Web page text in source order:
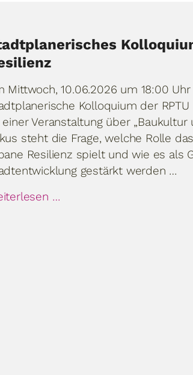
Mittwoch, 10.06.2026 um 18:00
Kolloquium der
einer Veranstaltung über „Baukultur
steht die Frage, welche Rolle
Resilienz spielt und wie es als
gestärkt werden …
…